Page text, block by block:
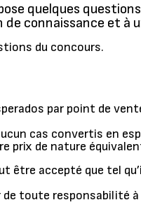
quelques
connaissance et à
du concours.
par point de
cas convertis en
prix de nature
être accepté que tel
de toute responsabilité